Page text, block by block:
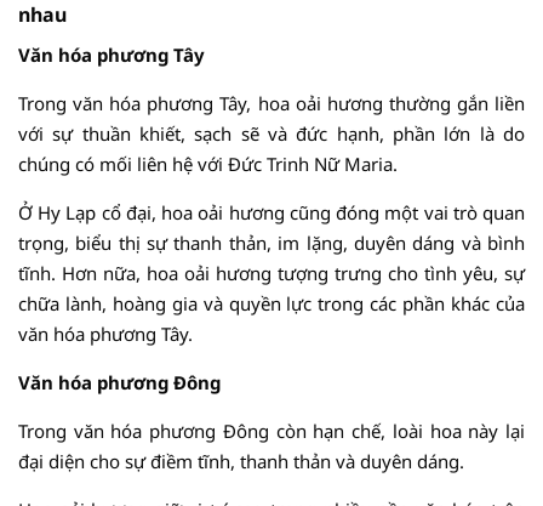
nhau
Văn hóa phương Tây
Trong văn hóa phương Tây, hoa oải hương thường gắn liền
với sự thuần khiết, sạch sẽ và đức hạnh, phần lớn là do
chúng có mối liên hệ với Đức Trinh Nữ Maria.
Ở Hy Lạp cổ đại, hoa oải hương cũng đóng một vai trò quan
trọng, biểu thị sự thanh thản, im lặng, duyên dáng và bình
tĩnh. Hơn nữa, hoa oải hương tượng trưng cho tình yêu, sự
chữa lành, hoàng gia và quyền lực trong các phần khác của
văn hóa phương Tây.
Văn hóa phương Đông
Trong văn hóa phương Đông còn hạn chế, loài hoa này lại
đại diện cho sự điềm tĩnh, thanh thản và duyên dáng.